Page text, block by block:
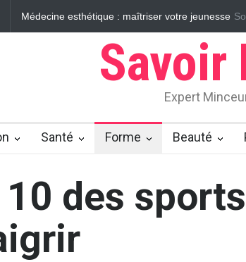
Médecine esthétique : maîtriser votre jeunesse
Expert
Santé Forme Beauté
10 des